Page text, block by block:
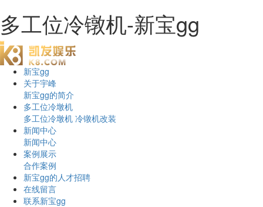
多工位冷镦机-新宝gg
新宝gg
关于宇峰
新宝gg的简介
多工位冷墩机
多工位冷墩机 冷镦机改装
新闻中心
新闻中心
案例展示
合作案例
新宝gg的人才招聘
在线留言
联系新宝gg